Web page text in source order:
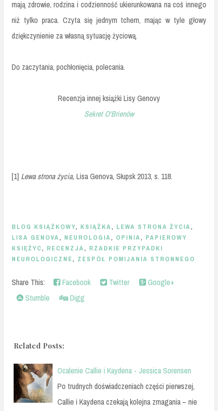
mają zdrowie, rodzina i codzienność ukierunkowana na coś innego
niż tylko praca. Czyta się jednym tchem, mając w tyle głowy
dziękczynienie za własną sytuację życiową.
Do zaczytania, pochłonięcia, polecania.
Recenzja innej książki Lisy Genovy
Sekret O'Brienów
[1] Lewa strona życia, Lisa Genova, Słupsk 2013, s. 118.
BLOG KSIĄŻKOWY, KSIĄŻKA, LEWA STRONA ŻYCIA,
LISA GENOVA, NEUROLOGIA, OPINIA, PAPIEROWY
KSIĘŻYC, RECENZJA, RZADKIE PRZYPADKI
NEUROLOGICZNE, ZESPÓŁ POMIJANIA STRONNEGO
Share This: Facebook Twitter
Google+
Stumble
Digg
Related Posts:
Ocalenie Callie i Kaydena - Jessica Sorensen
Po trudnych doświadczeniach części pierwszej,
Callie i Kaydena czekają kolejna zmagania – nie